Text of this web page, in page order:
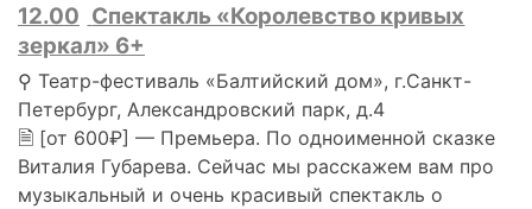
12.00 Спектакль «Королевство кривых
зеркал» 6+
⚲ Театр-фестиваль «Балтийский дом», г.Санкт-
Петербург, Александровский парк, д.4
🗎 [от 600₽] — Премьера. По одноименной сказке
Виталия Губарева. Сейчас мы расскажем вам про
музыкальный и очень красивый спектакль о